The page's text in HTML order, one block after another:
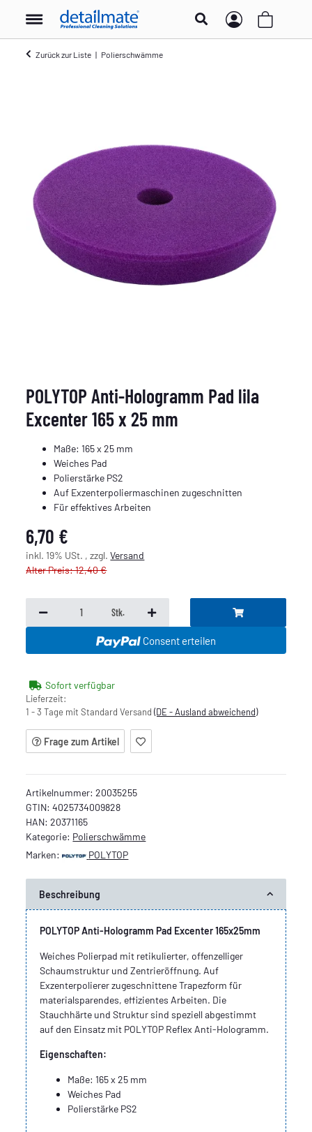
Zurück zur Liste Polierschwämme
POLYTOP Anti-Hologramm Pad lila
Excenter 165 x 25 mm
Maße: 165 x 25 mm
Weiches Pad
Polierstärke PS2
Auf Exzenterpoliermaschinen zugeschnitten
Für effektives Arbeiten
6,70 €
inkl. 19% USt. , zzgl.Versand
Alter Preis: 12,40 €
Stk.
Consent erteilen
Sofort verfügbar
Lieferzeit:
1 - 3 Tage mit Standard Versand(DE - Ausland abweichend)
Frage zum Artikel
Artikelnummer:20035255
GTIN: 4025734009828
HAN: 20371165
Kategorie: Polierschwämme
Marken:
POLYTOP
Beschreibung
POLYTOP Anti-Hologramm Pad Excenter 165x25mm
Weiches Polierpad mit retikulierter, offenzelliger
Schaumstruktur und Zentrieröffnung. Auf
Exzenterpolierer zugeschnittene Trapezform für
materialsparendes, effizientes Arbeiten. Die
Stauchhärte und Struktur sind speziell abgestimmt
auf den Einsatz mit POLYTOP Reflex Anti-Hologramm.
Eigenschaften:
Maße: 165 x 25 mm
Weiches Pad
Polierstärke PS2